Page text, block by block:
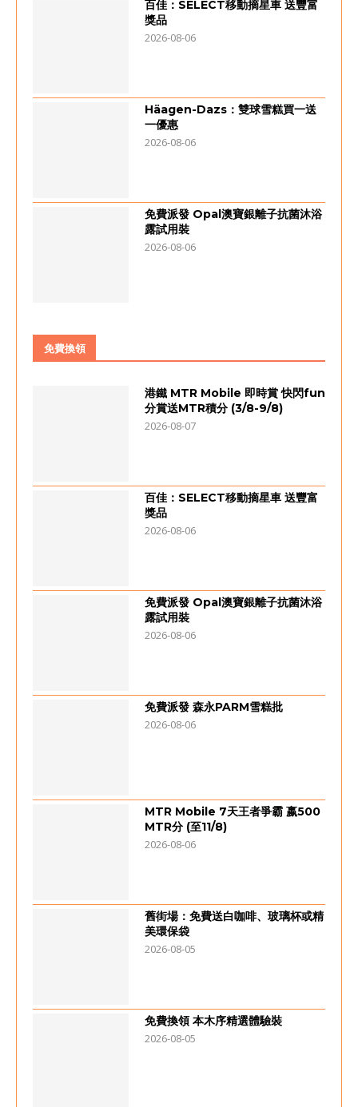
百佳：SELECT移動摘星車 送豐富
獎品
2026-08-06
Häagen-Dazs：雙球雪糕買一送
一優惠
2026-08-06
免費派發 Opal澳寶銀離子抗菌沐浴
露試用裝
2026-08-06
免費換領
港鐵 MTR Mobile 即時賞 快閃fun
分賞送MTR積分 (3/8-9/8)
2026-08-07
百佳：SELECT移動摘星車 送豐富
獎品
2026-08-06
免費派發 Opal澳寶銀離子抗菌沐浴
露試用裝
2026-08-06
免費派發 森永PARM雪糕批
2026-08-06
MTR Mobile 7天王者爭霸 嬴500
MTR分 (至11/8)
2026-08-06
舊街場：免費送白咖啡、玻璃杯或精
美環保袋
2026-08-05
免費換領 本木序精選體驗裝
2026-08-05